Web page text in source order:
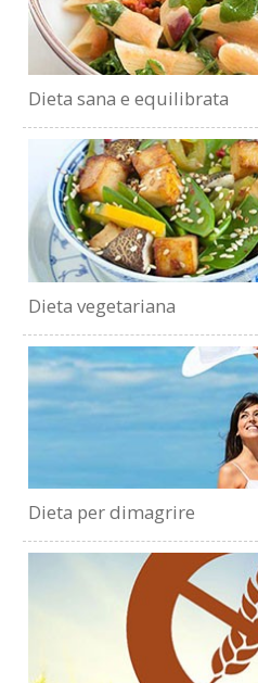
Dieta sana e equilibrata
Dieta vegetariana
Dieta per dimagrire